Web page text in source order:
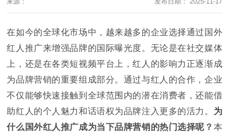
在如今的全球化市场中，越来越多的企业选择通过国外
红人推广来增强品牌的国际曝光度。无论是在社交媒体
上，还是在各类短视频平台上，红人的影响力正逐渐成
为品牌营销的重要组成部分。通过与红人的合作，企业
不仅能够快速接触到全球范围内的潜在消费者，还能借
助红人的个人魅力和话语权为品牌注入更多的活力。 为
什么国外红人推广成为当下品牌营销的热门选择呢？ 本